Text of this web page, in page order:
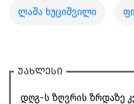
ლაშა ხუციშვილი
უახლესი
დღგ-ს ზღვრის ზრდაზე